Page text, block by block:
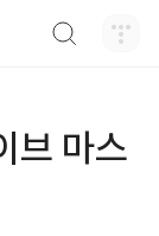
브 마스